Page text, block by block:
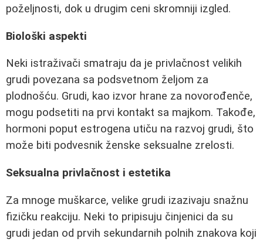
poželjnosti, dok u drugim ceni skromniji izgled.
Biološki aspekti
Neki istraživači smatraju da je privlačnost velikih
grudi povezana sa podsvetnom željom za
plodnošću. Grudi, kao izvor hrane za novorođenče,
mogu podsetiti na prvi kontakt sa majkom. Takođe,
hormoni poput estrogena utiču na razvoj grudi, što
može biti podvesnik ženske seksualne zrelosti.
Seksualna privlačnost i estetika
Za mnoge muškarce, velike grudi izazivaju snažnu
fizičku reakciju. Neki to pripisuju činjenici da su
grudi jedan od prvih sekundarnih polnih znakova koji